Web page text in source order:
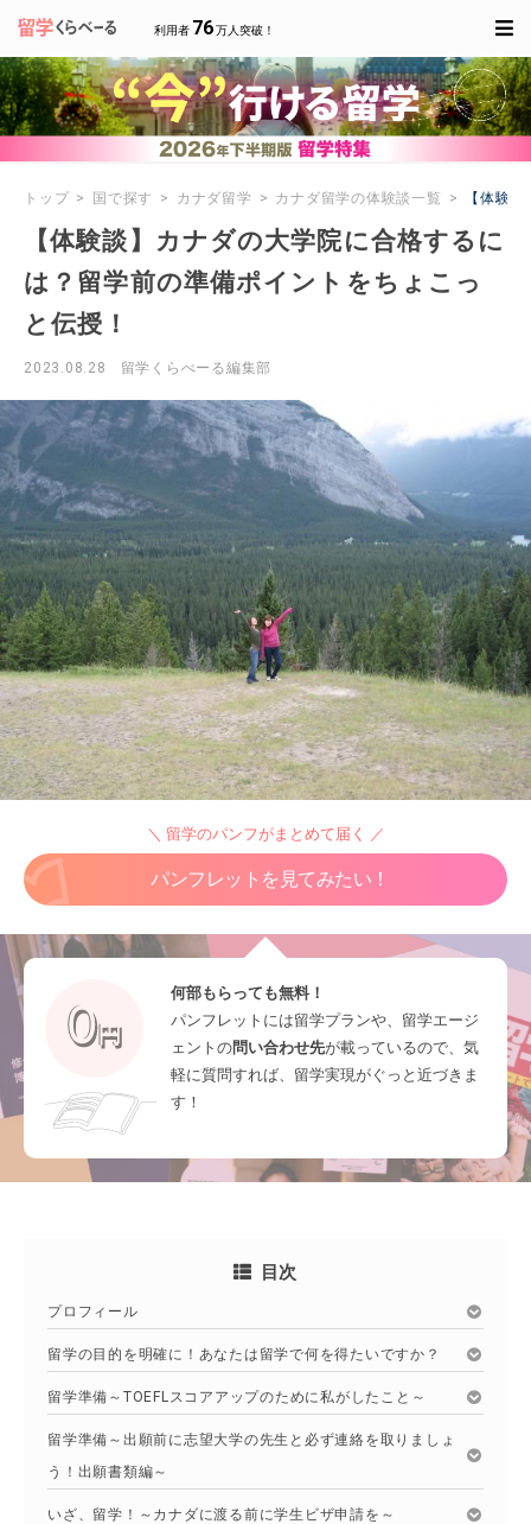
利用者 76万人突破！
トップ 国で探す カナダ留学 カナダ留学の体験談一覧 【体験
【体験談】カナダの大学院に合格するに
は？留学前の準備ポイントをちょこっ
と伝授！
2023.08.28 留学くらべーる編集部
＼ 留学のパンフがまとめて届く ／
パンフレットを見てみたい！
何部もらっても無料！
パンフレットには留学プランや、留学エージ
ェントの問い合わせ先が載っているので、気
軽に質問すれば、留学実現がぐっと近づきま
す！
目次
プロフィール
留学の目的を明確に！あなたは留学で何を得たいですか？
留学準備～TOEFLスコアアップのために私がしたこと～
留学準備～出願前に志望大学の先生と必ず連絡を取りましょ
う！出願書類編～
いざ、留学！～カナダに渡る前に学生ビザ申請を～